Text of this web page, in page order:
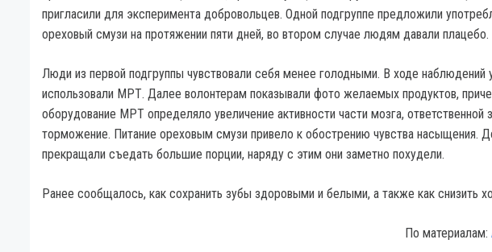
пригласили для эксперимента добровольцев. Одной подгруппе предложили
ореховый смузи на протяжении пяти дней, во втором случае людям давали плацебо.
Люди из первой подгруппы чувствовали себя менее голодными. В ходе наблюдений
использовали МРТ. Далее волонтерам показывали фото желаемых продуктов,
оборудование МРТ определяло увеличение активности части мозга, ответственной
торможение. Питание ореховым смузи привело к обострению чувства насыщения.
прекращали съедать большие порции, наряду с этим они заметно похудели.
Ранее сообщалось, как сохранить зубы здоровыми и белыми, а также как снизить
По материалам: